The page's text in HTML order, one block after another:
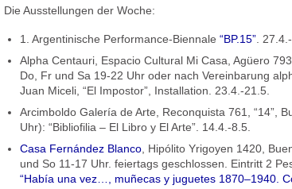
Die Ausstellungen der Woche:
1. Argentinische Performance-Biennale “BP.15”. 27.4.-
Alpha Centauri, Espacio Cultural Mi Casa, Agüero
Do, Fr und Sa 19-22 Uhr oder nach Vereinbarung
Juan Miceli, “El Impostor”, Installation. 23.4.-21.5.
Arcimboldo Galería de Arte, Reconquista 761, “14”,
Uhr): “Bibliofilia – El Libro y El Arte”. 14.4.-8.5.
Casa Fernández Blanco, Hipólito Yrigoyen 1420,
und So 11-17 Uhr. feiertags geschlossen. Eintritt 2
“Había una vez…, muñecas y juguetes 1870–1940.